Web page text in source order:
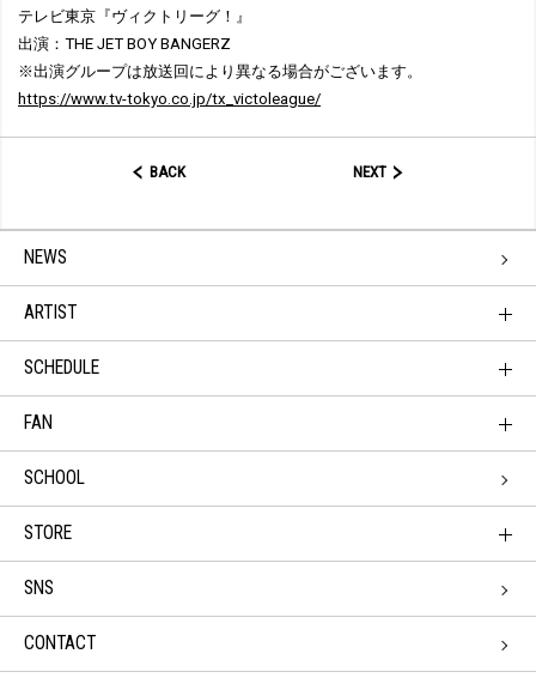
テレビ東京『ヴィクトリーグ！』
出演：THE JET BOY BANGERZ
※出演グループは放送回により異なる場合がございます。
https://www.tv-tokyo.co.jp/tx_victoleague/
BACK NEXT
NEWS
ARTIST
SCHEDULE
FAN
SCHOOL
STORE
SNS
CONTACT